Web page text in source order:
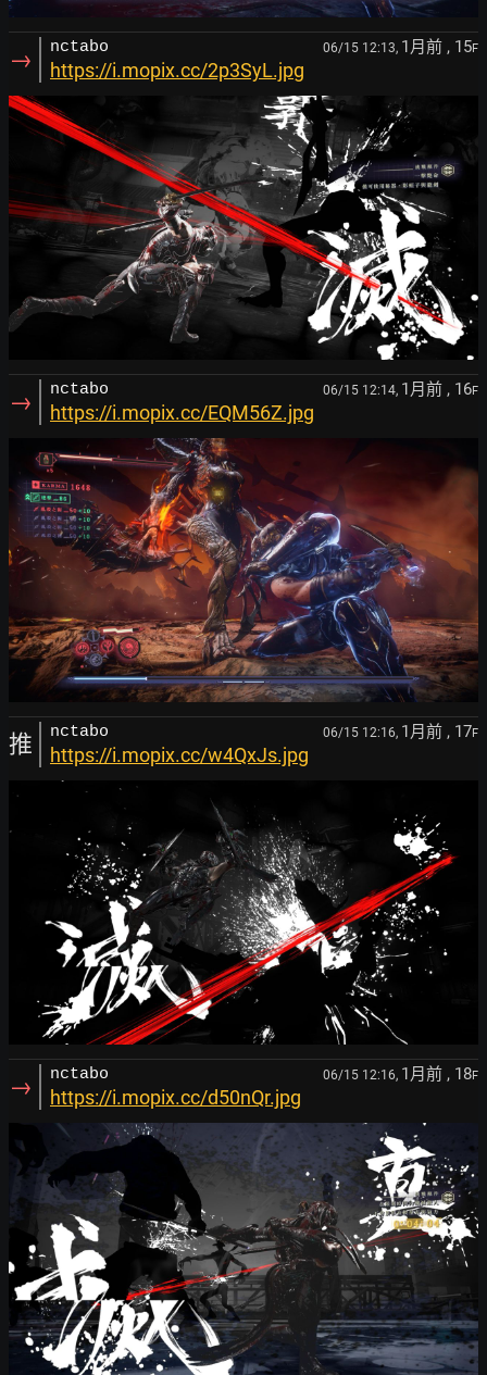
→ nctabo 06/15 12:13, 1月前 , 15F
https://i.mopix.cc/2p3SyL.jpg
→ nctabo 06/15 12:14, 1月前 , 16F
https://i.mopix.cc/EQM56Z.jpg
推 nctabo 06/15 12:16, 1月前 , 17F
https://i.mopix.cc/w4QxJs.jpg
→ nctabo 06/15 12:16, 1月前 , 18F
https://i.mopix.cc/d50nQr.jpg